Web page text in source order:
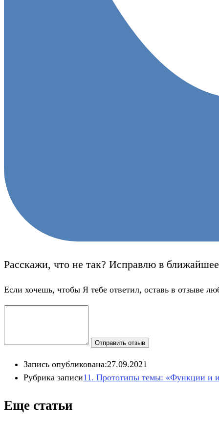
Расскажи, что не так? Исправлю в
Если хочешь, чтобы Я тебе ответил, оставь в отзыве
Отправить отзыв
Запись опубликована:27.09.2021
Рубрика записи11. Прототипы темы: «Функции и
Еще статьи